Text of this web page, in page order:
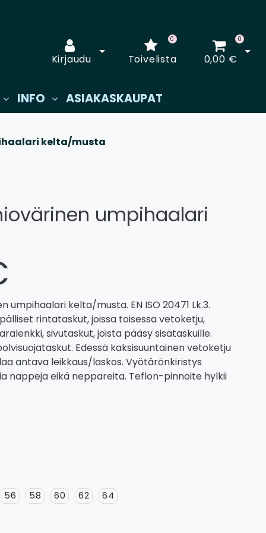
Kirjaudu
Avaa kirjautuminen
Toivelista
0 0
0,00 €
INFO ASIAKASKAUPAT
kelta/musta
umpihaalari
umpihaalari kelta/musta. EN ISO 20471 Lk.3.
rintataskut, joissa toisessa vetoketju,
sivutaskut, joista pääsy sisätaskuille.
Edessä kaksisuuntainen vetoketju
antava leikkaus/laskos. Vyötärönkiristys
nappeja eikä neppareita. Teflon-pinnoite hylkii
56 58 60 62 64